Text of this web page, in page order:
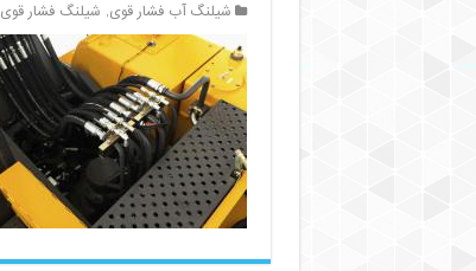
شیلنگ آب فشار قوی, شیلنگ فشار قوی